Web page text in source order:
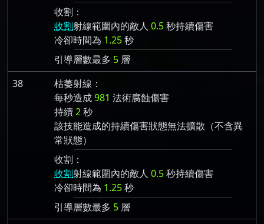
收割：
收割射線範圍內的敵人 0.5秒持續傷害
冷卻時間為 1.25秒
引導層數最多 5 層
38
枯萎射線：
每秒造成981 法術腐蝕傷害
持續2秒
該技能造成的持續傷害狀態無法擴散（不含異
常狀態）
收割：
收割射線範圍內的敵人 0.5秒持續傷害
冷卻時間為 1.25秒
引導層數最多 5 層